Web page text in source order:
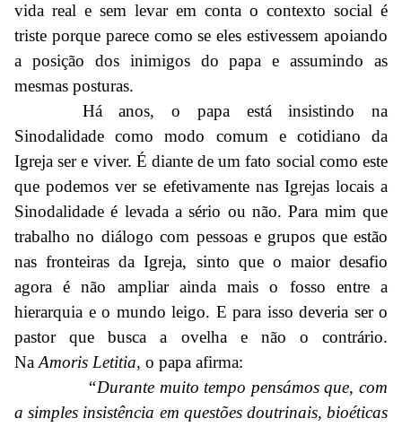
vida real e sem levar em conta o contexto social é
triste porque parece como se eles estivessem apoiando
a posição dos inimigos do papa e assumindo as
mesmas posturas.
Há anos, o papa está insistindo na
Sinodalidade como modo comum e cotidiano da
Igreja ser e viver. É diante de um fato social como este
que podemos ver se efetivamente nas Igrejas locais a
Sinodalidade é levada a sério ou não. Para mim que
trabalho no diálogo com pessoas e grupos que estão
nas fronteiras da Igreja, sinto que o maior desafio
agora é não ampliar ainda mais o fosso entre a
hierarquia e o mundo leigo. E para isso deveria ser o
pastor que busca a ovelha e não o contrário.
Na Amoris Letitia, o papa afirma:
“Durante muito tempo pensámos que, com
a simples insistência em questões doutrinais, bioéticas